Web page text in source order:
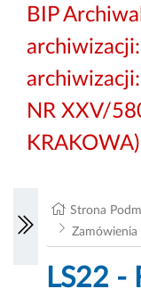
BIP
NR XXV/
KRAKOWA)
Strona
Zamówienia
LS22 -